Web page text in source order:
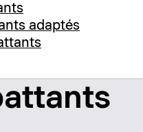
adaptés